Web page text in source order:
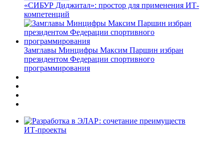
«СИБУР Диджитал»: простор для применения ИТ-
компетенций
Замглавы Минцифры Максим Паршин избран
президентом Федерации спортивного
программирования
ИТ-проекты